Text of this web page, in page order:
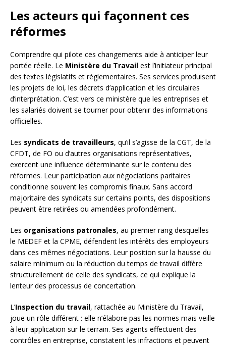
Les acteurs qui façonnent ces
réformes
Comprendre qui pilote ces changements aide à anticiper leur
portée réelle. Le Ministère du Travail est l’initiateur principal
des textes législatifs et réglementaires. Ses services produisent
les projets de loi, les décrets d’application et les circulaires
d’interprétation. C’est vers ce ministère que les entreprises et
les salariés doivent se tourner pour obtenir des informations
officielles.
Les syndicats de travailleurs, qu’il s’agisse de la CGT, de la
CFDT, de FO ou d’autres organisations représentatives,
exercent une influence déterminante sur le contenu des
réformes. Leur participation aux négociations paritaires
conditionne souvent les compromis finaux. Sans accord
majoritaire des syndicats sur certains points, des dispositions
peuvent être retirées ou amendées profondément.
Les organisations patronales, au premier rang desquelles
le MEDEF et la CPME, défendent les intérêts des employeurs
dans ces mêmes négociations. Leur position sur la hausse du
salaire minimum ou la réduction du temps de travail diffère
structurellement de celle des syndicats, ce qui explique la
lenteur des processus de concertation.
L’Inspection du travail, rattachée au Ministère du Travail,
joue un rôle différent : elle n’élabore pas les normes mais veille
à leur application sur le terrain. Ses agents effectuent des
contrôles en entreprise, constatent les infractions et peuvent